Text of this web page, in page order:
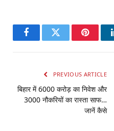
FacebookTwitter
PREVIOUS ARTICLE
बिहार में 6000 करोड़ का निवेश और
3000 नौकरियों का रास्ता साफ…
जानें कैसे